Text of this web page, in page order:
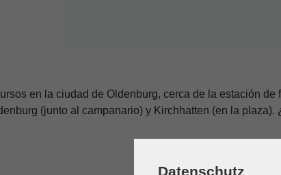
en la ciudad de Oldenburg, cerca de la estación
(junto al campanario) y Kirchhatten (en la
Datenschutz